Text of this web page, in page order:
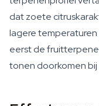
dat zoete
lagere temperaturen
eerst de
tonen doorkomen